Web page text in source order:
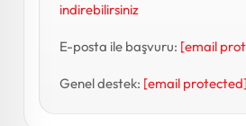
indirebilirsiniz
E-posta ile başvuru: [email
Genel destek: [email protected]